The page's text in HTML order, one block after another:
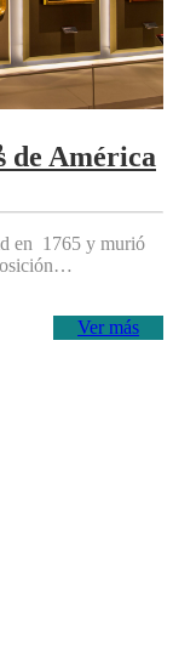
de América
en 1765 y murió
Ver más